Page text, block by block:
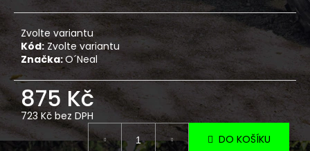
Zvolte variantu
Kód: Zvolte variantu
Značka:O´Neal
875 Kč
723 Kč bez DPH
cena:
DO KOŠÍKU
u
j
e
m
e
PRACOVNÍ
ČTYŘKOLKA
GOES